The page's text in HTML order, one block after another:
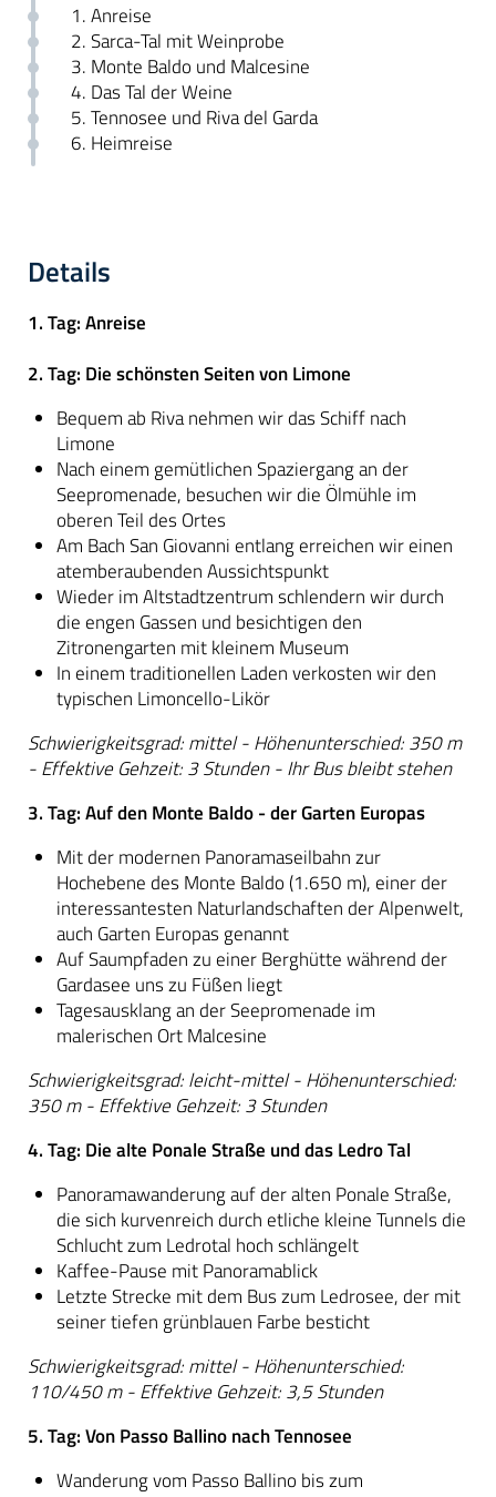
1. Anreise
2. Sarca-Tal mit Weinprobe
3. Monte Baldo und Malcesine
4. Das Tal der Weine
5. Tennosee und Riva del Garda
6. Heimreise
Details
1. Tag: Anreise
2. Tag: Die schönsten Seiten von Limone
Bequem ab Riva nehmen wir das Schiff nach
Limone
Nach einem gemütlichen Spaziergang an der
Seepromenade, besuchen wir die Ölmühle im
oberen Teil des Ortes
Am Bach San Giovanni entlang erreichen wir einen
atemberaubenden Aussichtspunkt
Wieder im Altstadtzentrum schlendern wir durch
die engen Gassen und besichtigen den
Zitronengarten mit kleinem Museum
In einem traditionellen Laden verkosten wir den
typischen Limoncello-Likör
Schwierigkeitsgrad: mittel - Höhenunterschied: 350 m
- Effektive Gehzeit: 3 Stunden - Ihr Bus bleibt stehen
3. Tag: Auf den Monte Baldo - der Garten Europas
Mit der modernen Panoramaseilbahn zur
Hochebene des Monte Baldo (1.650 m), einer der
interessantesten Naturlandschaften der Alpenwelt,
auch Garten Europas genannt
Auf Saumpfaden zu einer Berghütte während der
Gardasee uns zu Füßen liegt
Tagesausklang an der Seepromenade im
malerischen Ort Malcesine
Schwierigkeitsgrad: leicht-mittel - Höhenunterschied:
350 m - Effektive Gehzeit: 3 Stunden
4. Tag: Die alte Ponale Straße und das Ledro Tal
Panoramawanderung auf der alten Ponale Straße,
die sich kurvenreich durch etliche kleine Tunnels die
Schlucht zum Ledrotal hoch schlängelt
Kaffee-Pause mit Panoramablick
Letzte Strecke mit dem Bus zum Ledrosee, der mit
seiner tiefen grünblauen Farbe besticht
Schwierigkeitsgrad: mittel - Höhenunterschied:
110/450 m - Effektive Gehzeit: 3,5 Stunden
5. Tag: Von Passo Ballino nach Tennosee
Wanderung vom Passo Ballino bis zum